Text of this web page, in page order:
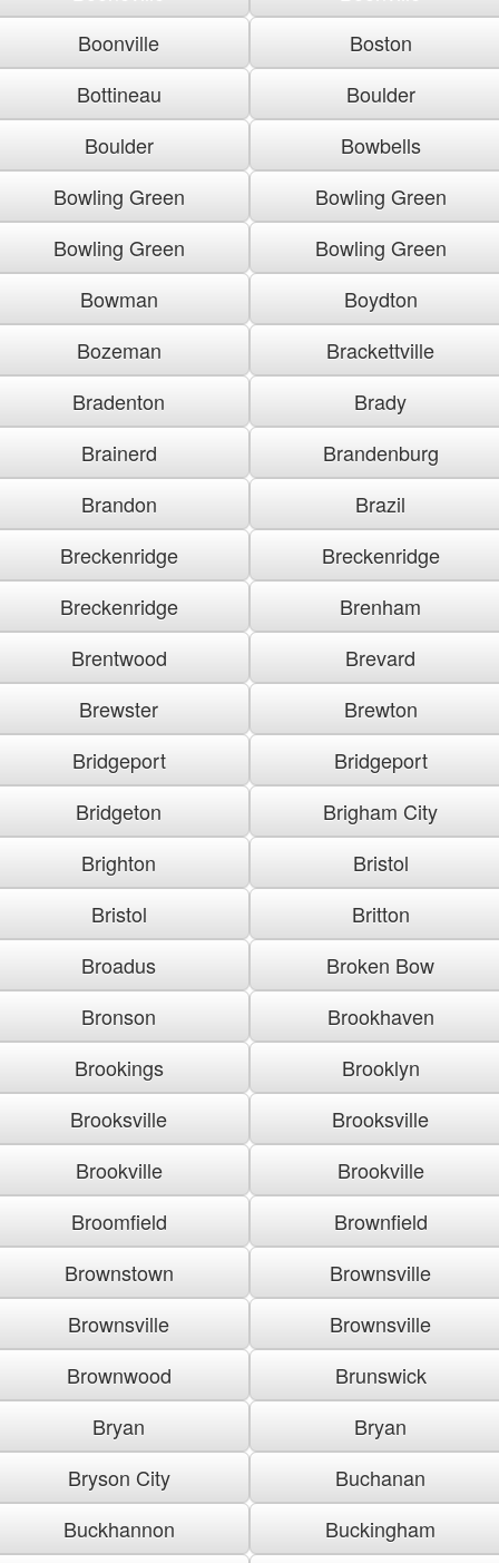
Boonville
Boston
Bottineau
Boulder
Boulder
Bowbells
Bowling Green
Bowling Green
Bowling Green
Bowling Green
Bowman
Boydton
Bozeman
Brackettville
Bradenton
Brady
Brainerd
Brandenburg
Brandon
Brazil
Breckenridge
Breckenridge
Breckenridge
Brenham
Brentwood
Brevard
Brewster
Brewton
Bridgeport
Bridgeport
Bridgeton
Brigham City
Brighton
Bristol
Bristol
Britton
Broadus
Broken Bow
Bronson
Brookhaven
Brookings
Brooklyn
Brooksville
Brooksville
Brookville
Brookville
Broomfield
Brownfield
Brownstown
Brownsville
Brownsville
Brownsville
Brownwood
Brunswick
Bryan
Bryan
Bryson City
Buchanan
Buckhannon
Buckingham